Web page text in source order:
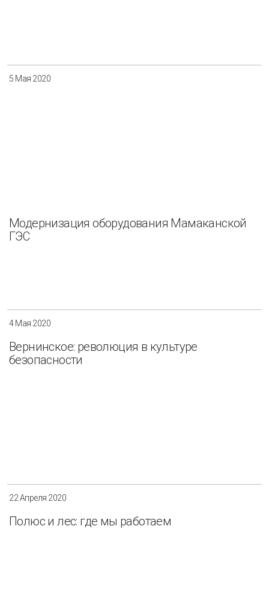
5 Мая 2020
Модернизация оборудования Мамаканской
ГЭС
4 Мая 2020
Вернинское: революция в культуре
безопасности
22 Апреля 2020
Полюс и лес: где мы работаем